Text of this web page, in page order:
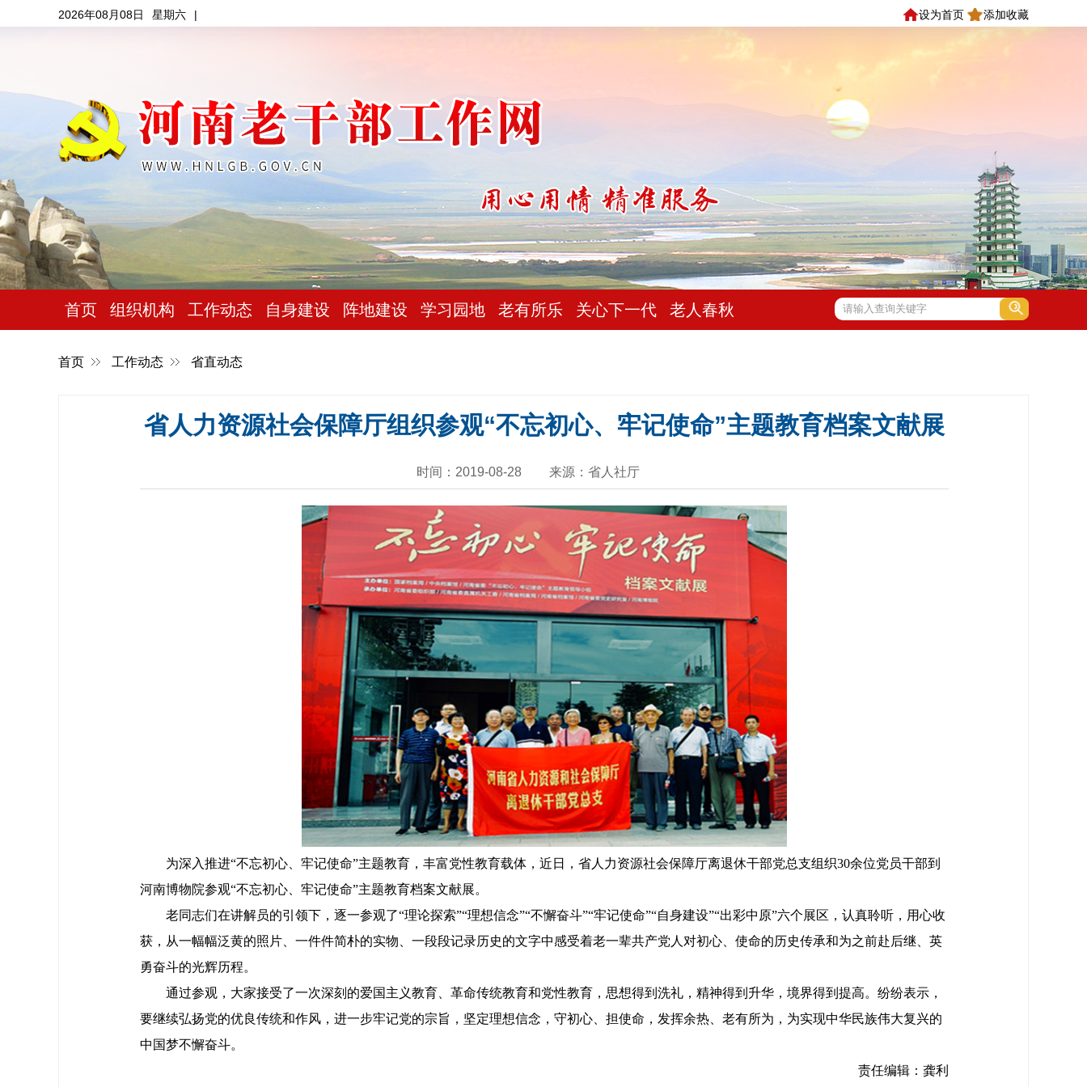
2026年08月08日 星期六 | 设为首页 添加收藏
首页 组织机构 工作动态 自身建设 阵地建设 学习园地 老有所乐 关心下一代 老人春秋
首页 工作动态 省直动态
省人力资源社会保障厅组织参观“不忘初心、牢记使命”主题教育档案文献展
时间：2019-08-28 来源：省人社厅
为深入推进“不忘初心、牢记使命”主题教育，丰富党性教育载体，近日，省人力资源社会保障厅离退休干部党总支组织30余位党员干部到
河南博物院参观“不忘初心、牢记使命”主题教育档案文献展。
老同志们在讲解员的引领下，逐一参观了“理论探索”“理想信念”“不懈奋斗”“牢记使命”“自身建设”“出彩中原”六个展区，认真聆听，用心收
获，从一幅幅泛黄的照片、一件件简朴的实物、一段段记录历史的文字中感受着老一辈共产党人对初心、使命的历史传承和为之前赴后继、英
勇奋斗的光辉历程。
通过参观，大家接受了一次深刻的爱国主义教育、革命传统教育和党性教育，思想得到洗礼，精神得到升华，境界得到提高。纷纷表示，
要继续弘扬党的优良传统和作风，进一步牢记党的宗旨，坚定理想信念，守初心、担使命，发挥余热、老有所为，为实现中华民族伟大复兴的
中国梦不懈奋斗。
责任编辑：龚利